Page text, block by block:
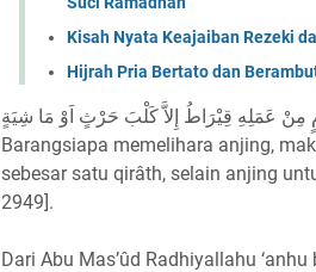
Kisah Nyata Keajaiban Rezeki
Hijrah Pria Bertato dan
مِنْ عَمَلِهِ قِيْرَاطُ إِلاَّ كَلْبَ حَرْثٍ اَوْ مَا شِيَةٍ
Barangsiapa memelihara anjing,
sebesar satu qirâth, selain anjing
2949].
Dari Abu Mas’ûd Radhiyallahu